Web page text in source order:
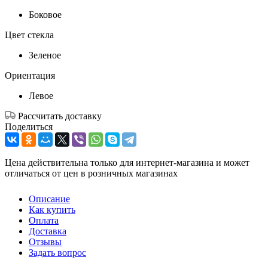
Боковое
Цвет стекла
Зеленое
Ориентация
Левое
Рассчитать доставку
Поделиться
Цена действительна только для интернет-магазина и может
отличаться от цен в розничных магазинах
Описание
Как купить
Оплата
Доставка
Отзывы
Задать вопрос